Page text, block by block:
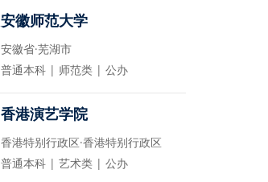
安徽师范大学
安徽省·芜湖市
普通本科 | 师范类 | 公办
香港演艺学院
香港特别行政区·香港特别行政区
普通本科 | 艺术类 | 公办